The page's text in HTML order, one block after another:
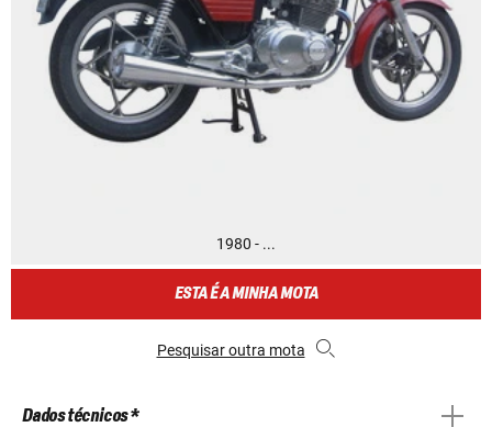
1980 - ...
ESTA É A MINHA MOTA
Pesquisar outra mota
Dados técnicos *